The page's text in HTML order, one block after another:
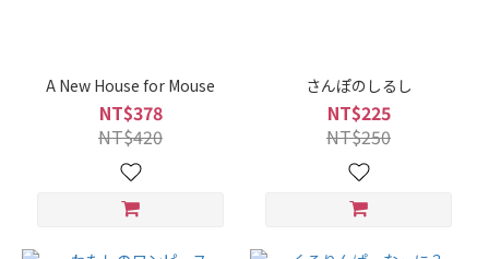
A New House for Mouse
NT$378
NT$420
さんぽのしるし
NT$225
NT$250